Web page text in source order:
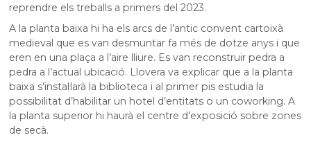
reprendre els treballs a primers del 2023.
A la planta baixa hi ha els arcs de l’antic convent cartoixà
medieval que es van desmuntar fa més de dotze anys i que
eren en una plaça a l’aire lliure. Es van reconstruir pedra a
pedra a l’actual ubicació. Llovera va explicar que a la planta
baixa s’instal·larà la biblioteca i al primer pis estudia la
possibilitat d’habilitar un hotel d’entitats o un coworking. A
la planta superior hi haurà el centre d’exposició sobre zones
de secà.